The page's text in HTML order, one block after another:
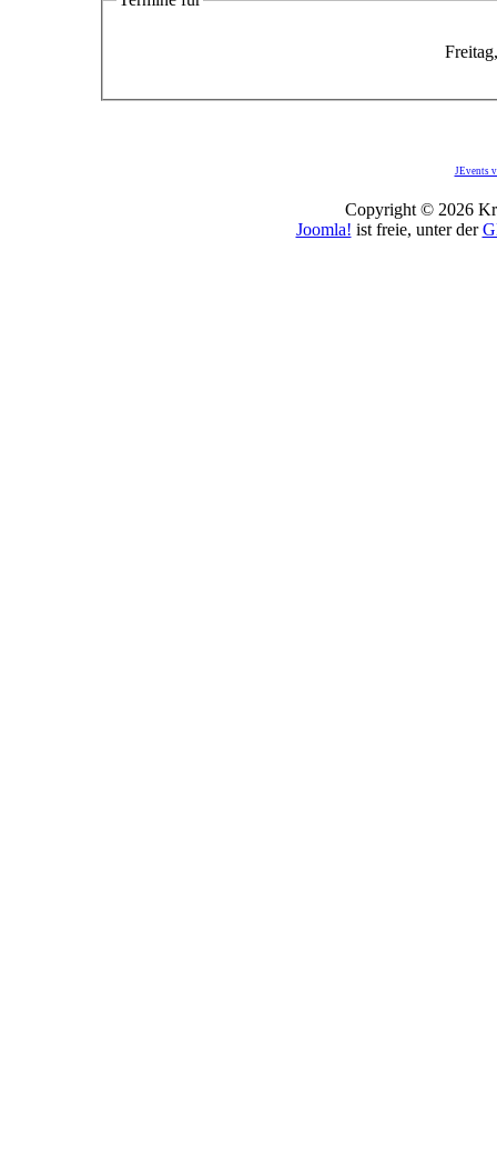
JEvents
Copyright © 2026
Joomla! ist freie, unter der